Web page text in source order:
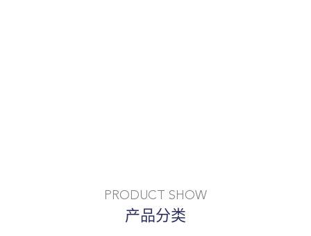
PRODUCT SHOW
产品分类